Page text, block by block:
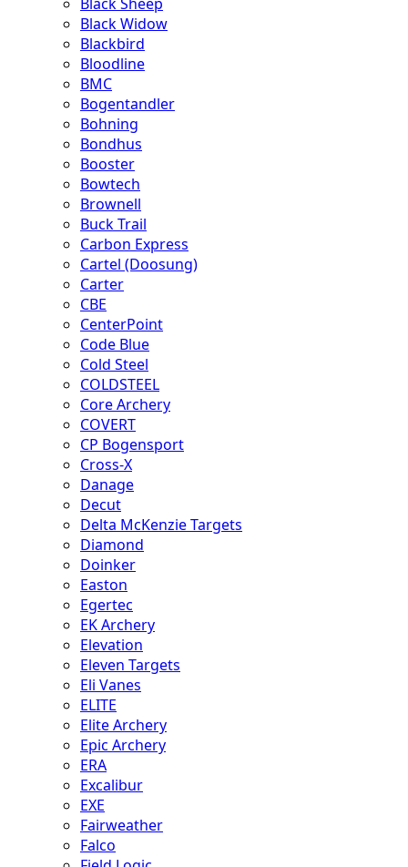
Black Widow
Blackbird
Bloodline
BMC
Bogentandler
Bohning
Bondhus
Booster
Bowtech
Brownell
Buck Trail
Carbon Express
Cartel (Doosung)
Carter
CBE
CenterPoint
Code Blue
Cold Steel
COLDSTEEL
Core Archery
COVERT
CP Bogensport
Cross-X
Danage
Decut
Delta McKenzie Targets
Diamond
Doinker
Easton
Egertec
EK Archery
Elevation
Eleven Targets
Eli Vanes
ELITE
Elite Archery
Epic Archery
ERA
Excalibur
EXE
Fairweather
Falco